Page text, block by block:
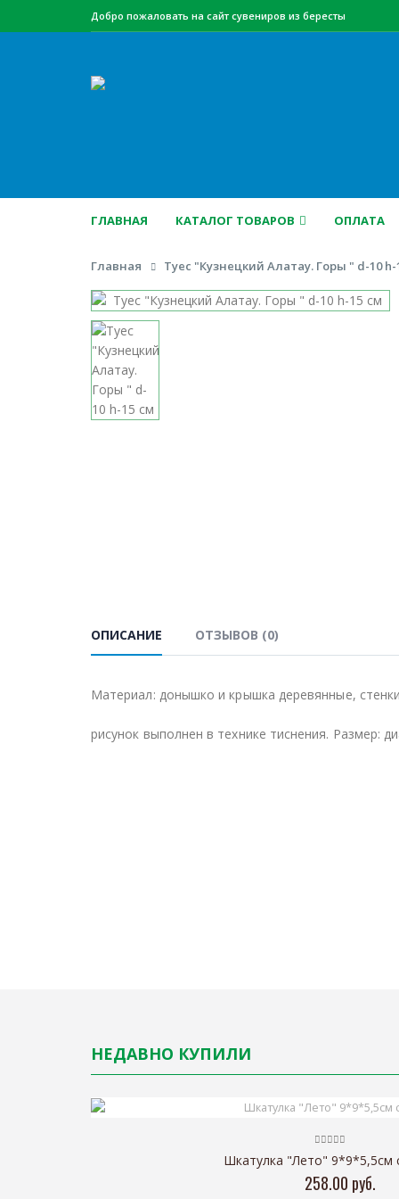
Добро пожаловать на сайт сувениров из бересты
ГЛАВНАЯ КАТАЛОГ ТОВАРОВ ОПЛАТА
Главная Туес "Кузнецкий Алатау. Горы " d-10 h-
ОПИСАНИЕ ОТЗЫВОВ (0)
Материал: донышко и крышка деревянные,
рисунок выполнен в технике тиснения. Размер:
НЕДАВНО КУПИЛИ
Шкатулка "Лето" 9*9*5,5см
258.00 руб.